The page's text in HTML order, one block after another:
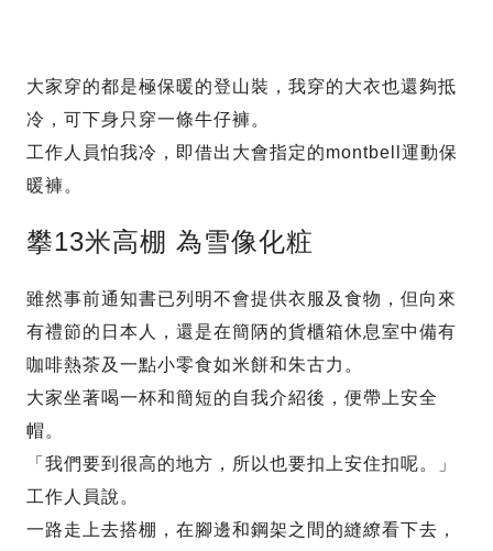
大家穿的都是極保暖的登山裝，我穿的大衣也還夠抵
冷，可下身只穿一條牛仔褲。
工作人員怕我冷，即借出大會指定的montbell運動保
暖褲。
攀13米高棚 為雪像化粧
雖然事前通知書已列明不會提供衣服及食物，但向來
有禮節的日本人，還是在簡陃的貨櫃箱休息室中備有
咖啡熱茶及一點小零食如米餅和朱古力。
大家坐著喝一杯和簡短的自我介紹後，便帶上安全
帽。
「我們要到很高的地方，所以也要扣上安住扣呢。」
工作人員說。
一路走上去搭棚，在腳邊和鋼架之間的縫繚看下去，